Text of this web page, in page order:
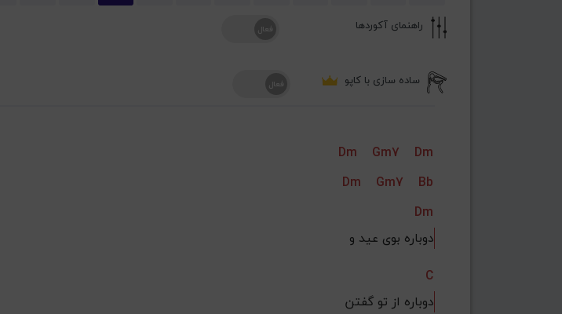
راهنمای آکوردها
ساده سازی با کاپو
Dm Gm7
Dm
Dm
Gm7
Bb
Dm
دوباره بوی عید و
C
دوباره از تو گفتن